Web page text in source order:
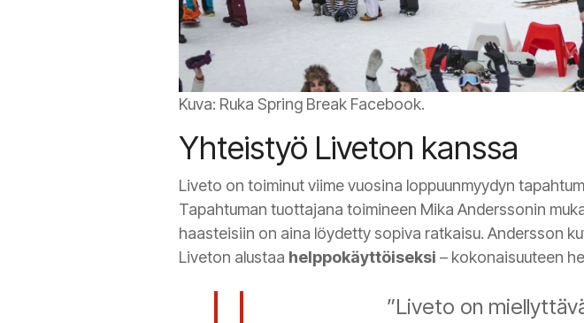
Kuva: Ruka Spring Break Facebook.
Yhteistyö Liveton kanssa
Liveto on toiminut viime vuosina loppuunmyydyn
Tapahtuman tuottajana toimineen Mika Anderssonin
haasteisiin on aina löydetty sopiva ratkaisu. Andersson
Liveton alustaa helppokäyttöiseksi – kokonaisuuteen
”Liveto on